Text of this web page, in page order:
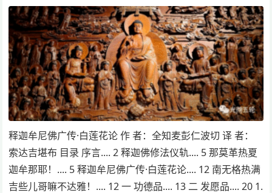
释迦牟尼佛广传·白莲花论 作 者：全知麦彭仁波切 译 者：
索达吉堪布 目录 序言.... 2 释迦佛修法仪轨.... 5 那莫革热夏
迦牟那耶！.... 5 释迦牟尼佛广传·白莲花论.... 12 南无格热满
吉些儿哥嘛不达雅！.... 12 一 功德品.... 13 二 发愿品.... 20 1.